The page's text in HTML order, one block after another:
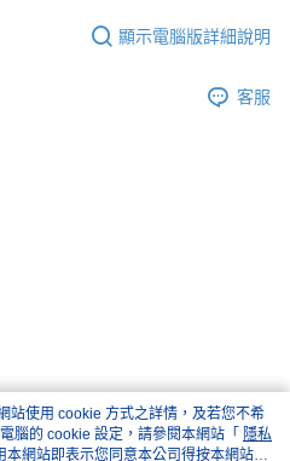
顯示電腦版詳細說明
客服
站使用 cookie 方式之詳情，及若您不希
腦的 cookie 設定，請參閱本網站「 隱私
本網站即表示您同意本公司得按本網站使